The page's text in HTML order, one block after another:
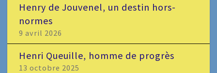
Henry de Jouvenel, un destin hors-
normes
9 avril 2026
Henri Queuille, homme de progrès
13 octobre 2025